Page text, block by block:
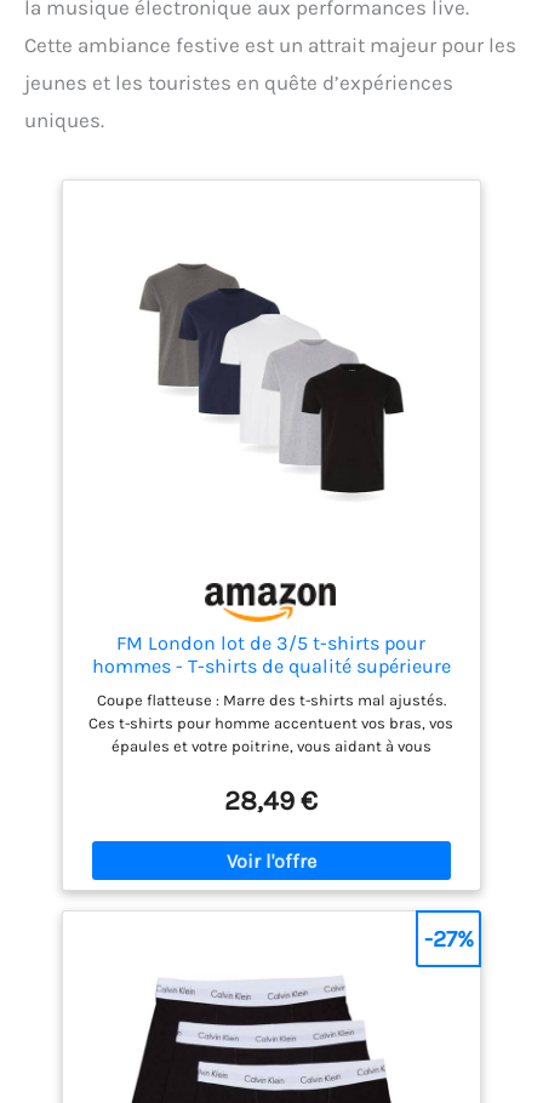
la musique électronique aux performances live.
Cette ambiance festive est un attrait majeur pour les
jeunes et les touristes en quête d’expériences
uniques.
FM London lot de 3/5 t-shirts pour
hommes - T-shirts de qualité supérieure
avec design légèrement ajusté
Coupe flatteuse : Marre des t-shirts mal ajustés.
Ces t-shirts pour homme accentuent vos bras, vos
épaules et votre poitrine, vous aidant à vous
plus ample autour du ventre pour un look
décontracté Confort 24 heures : fabriqué en 100 %
coton peigné pour une sensation luxueuse et une
douceur durable sur la peau, le col sans étiquette
offre plus de confort en offrant une expérience de
port sans irritation. Naturellement frais : la
structure en fibre naturelle du coton facilite la
l'humidité, ce qui aide à fournir une expérience de
port fraîche et fraîche Épaisseur optimale : le
matériau de qualité supérieure de 180 g/m² offre un
équilibre parfait entre qualité, polyvalence et
respirabilité afin de fournir une expérience de port
optimale Polyvalent : avec un col rond classique,
28,49 €
-27%